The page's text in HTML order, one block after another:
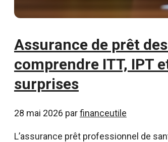
Assurance de prêt
comprendre ITT, IPT
surprises
28 mai 2026 parfinanceutile
L’assurance prêt professionnel de